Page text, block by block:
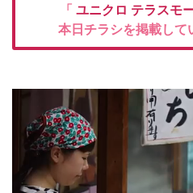
「 ユニクロ テラスモ
本日チラシを掲載して